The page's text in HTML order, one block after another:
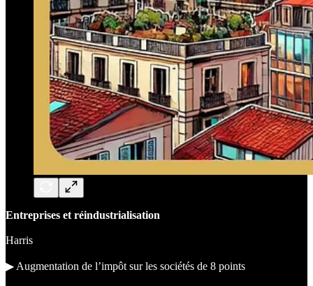
Entreprises et réindustrialisation
Harris
▶︎ Augmentation de l’impôt sur les sociétés de 8 points